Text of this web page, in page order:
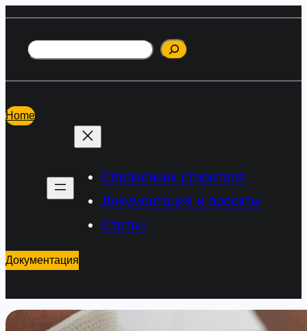
содержимому
Поиск
Home
Справочник строителя
Документация и проекты
Статьи
Документация